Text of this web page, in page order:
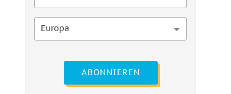
Europa
ABONNIEREN